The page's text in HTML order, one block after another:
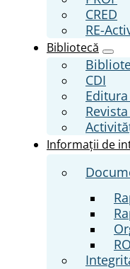
CRED
RE-
Bibliotecă
CDI
Editura
Informații de